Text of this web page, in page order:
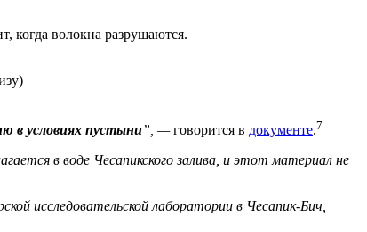
когда волокна разрушаются.
в условиях пустыни”, —говорится в документе.7
в воде Чесапикского залива, и этот материал не
исследовательской лаборатории в Чесапик-Бич,